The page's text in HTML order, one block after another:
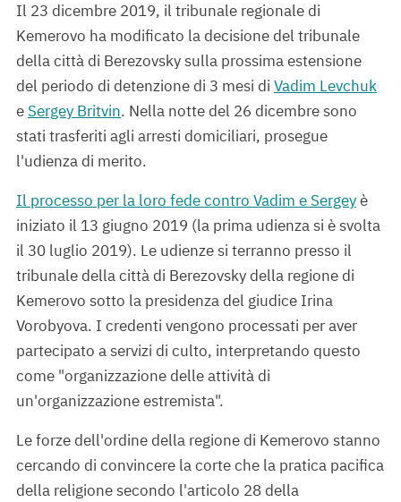
Il 23 dicembre 2019, il tribunale regionale di
Kemerovo ha modificato la decisione del tribunale
della città di Berezovsky sulla prossima estensione
del periodo di detenzione di 3 mesi di Vadim Levchuk
e Sergey Britvin. Nella notte del 26 dicembre sono
stati trasferiti agli arresti domiciliari, prosegue
l'udienza di merito.
Il processo per la loro fede contro Vadim e Sergeyè
iniziato il 13 giugno 2019 (la prima udienza si è svolta
il 30 luglio 2019). Le udienze si terranno presso il
tribunale della città di Berezovsky della regione di
Kemerovo sotto la presidenza del giudice Irina
Vorobyova. I credenti vengono processati per aver
partecipato a servizi di culto, interpretando questo
come "organizzazione delle attività di
un'organizzazione estremista".
Le forze dell'ordine della regione di Kemerovo stanno
cercando di convincere la corte che la pratica pacifica
della religione secondo l'articolo 28 della